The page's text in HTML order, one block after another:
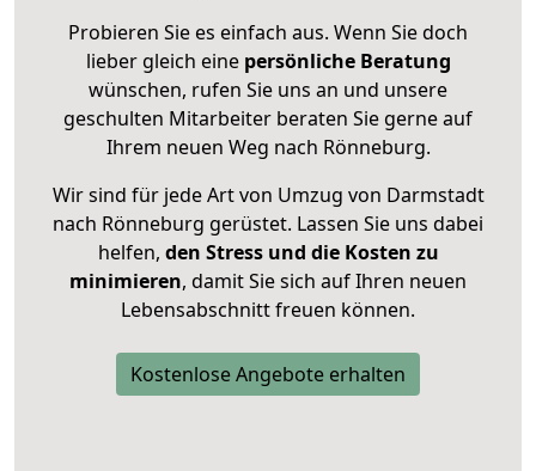
Probieren Sie es einfach aus. Wenn Sie doch
lieber gleich eine persönliche Beratung
wünschen, rufen Sie uns an und unsere
geschulten Mitarbeiter beraten Sie gerne auf
Ihrem neuen Weg nach Rönneburg.
Wir sind für jede Art von Umzug von Darmstadt
nach Rönneburg gerüstet. Lassen Sie uns dabei
helfen, den Stress und die Kosten zu
minimieren, damit Sie sich auf Ihren neuen
Lebensabschnitt freuen können.
Kostenlose Angebote erhalten